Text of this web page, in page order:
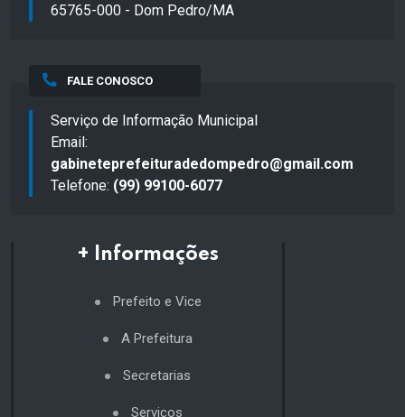
65765-000 - Dom Pedro/MA
FALE CONOSCO
Serviço de Informação Municipal
Email:
gabineteprefeituradedompedro@gmail.com
Telefone: (99) 99100-6077
+ Informações
Prefeito e Vice
A Prefeitura
Secretarias
Serviços